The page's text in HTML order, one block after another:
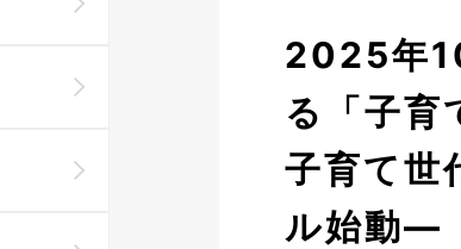
2025年
る「子育
子育て世
ル始動—